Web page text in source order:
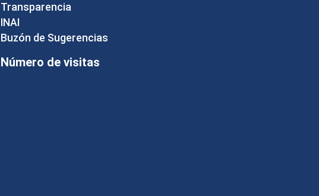
Transparencia
INAI
Buzón de Sugerencias
Número de visitas